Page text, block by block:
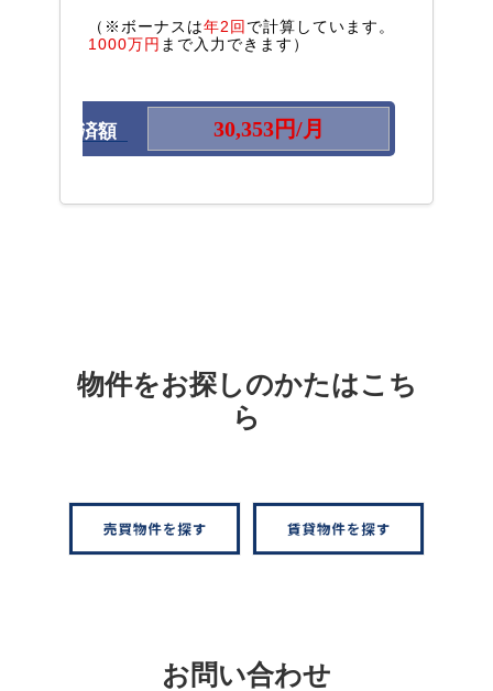
（※ボーナスは年2回 で計算しています。
1000万円 まで入力できます）
毎月の返済額
物件をお探しのかたはこち
ら
お問い合わせ